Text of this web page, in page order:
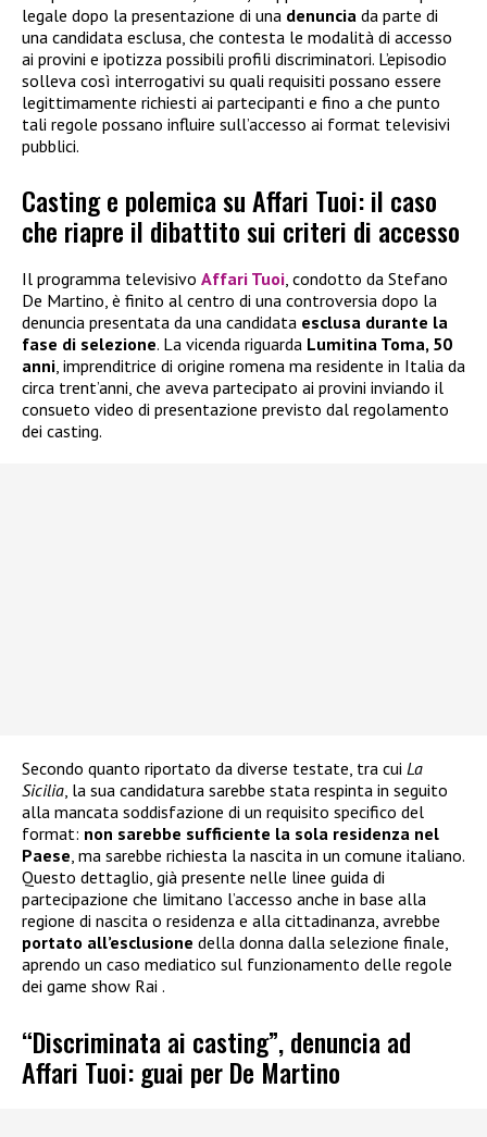
legale dopo la presentazione di una denuncia da parte di
una candidata esclusa, che contesta le modalità di accesso
ai provini e ipotizza possibili profili discriminatori. L’episodio
solleva così interrogativi su quali requisiti possano essere
legittimamente richiesti ai partecipanti e fino a che punto
tali regole possano influire sull’accesso ai format televisivi
pubblici.
Casting e polemica su Affari Tuoi: il caso
che riapre il dibattito sui criteri di accesso
Il programma televisivo Affari Tuoi, condotto da Stefano
De Martino, è finito al centro di una controversia dopo la
denuncia presentata da una candidata esclusa durante la
fase di selezione. La vicenda riguarda Lumitina Toma, 50
anni, imprenditrice di origine romena ma residente in Italia da
circa trent’anni, che aveva partecipato ai provini inviando il
consueto video di presentazione previsto dal regolamento
dei casting.
Secondo quanto riportato da diverse testate, tra cui La
Sicilia, la sua candidatura sarebbe stata respinta in seguito
alla mancata soddisfazione di un requisito specifico del
format: non sarebbe sufficiente la sola residenza nel
Paese, ma sarebbe richiesta la nascita in un comune italiano.
Questo dettaglio, già presente nelle linee guida di
partecipazione che limitano l’accesso anche in base alla
regione di nascita o residenza e alla cittadinanza, avrebbe
portato all’esclusione della donna dalla selezione finale,
aprendo un caso mediatico sul funzionamento delle regole
dei game show Rai .
“Discriminata ai casting”, denuncia ad
Affari Tuoi: guai per De Martino